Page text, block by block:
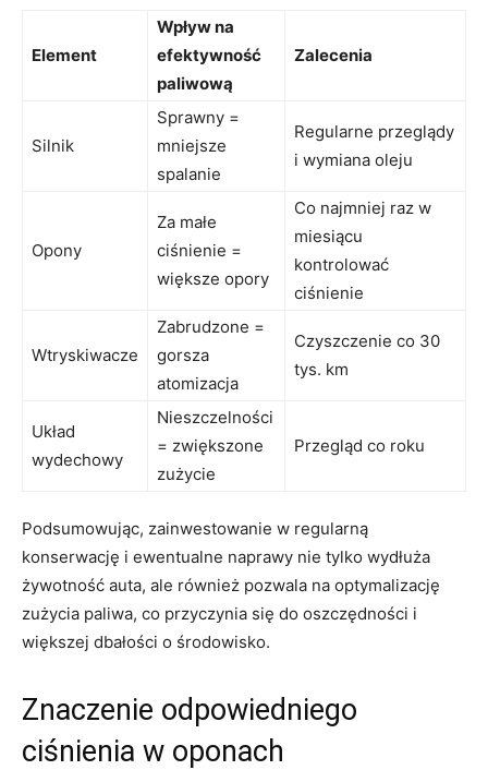
Element
Wpływ na
efektywność
paliwową
Zalecenia
Silnik
Sprawny ⁣=
mniejsze
spalanie
Regularne przeglądy
i⁣ wymiana ‍oleju
Opony
Za małe
ciśnienie ‍=
większe⁣ opory
Co najmniej raz w
miesiącu
kontrolować
ciśnienie
Wtryskiwacze
Zabrudzone =
gorsza
atomizacja
Czyszczenie co 30
tys. km
Układ
wydechowy
Nieszczelności
=⁤ zwiększone
zużycie
Przegląd co‌ roku
Podsumowując, zainwestowanie⁣ w regularną
konserwację i ewentualne naprawy ⁤nie ​tylko wydłuża
żywotność auta, ale⁢ również‌ pozwala​ na optymalizację
⁤zużycia paliwa, co przyczynia się do ‍oszczędności i ​
większej dbałości o‌ środowisko.
Znaczenie odpowiedniego
ciśnienia w oponach